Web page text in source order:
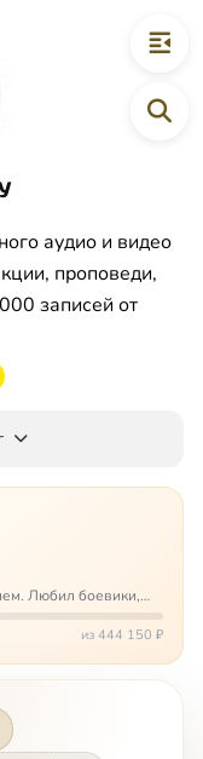
аудио и видео
проповеди,
записей от
Любил боевики,
поиграть в комп,
будучи
из 444 150 ₽